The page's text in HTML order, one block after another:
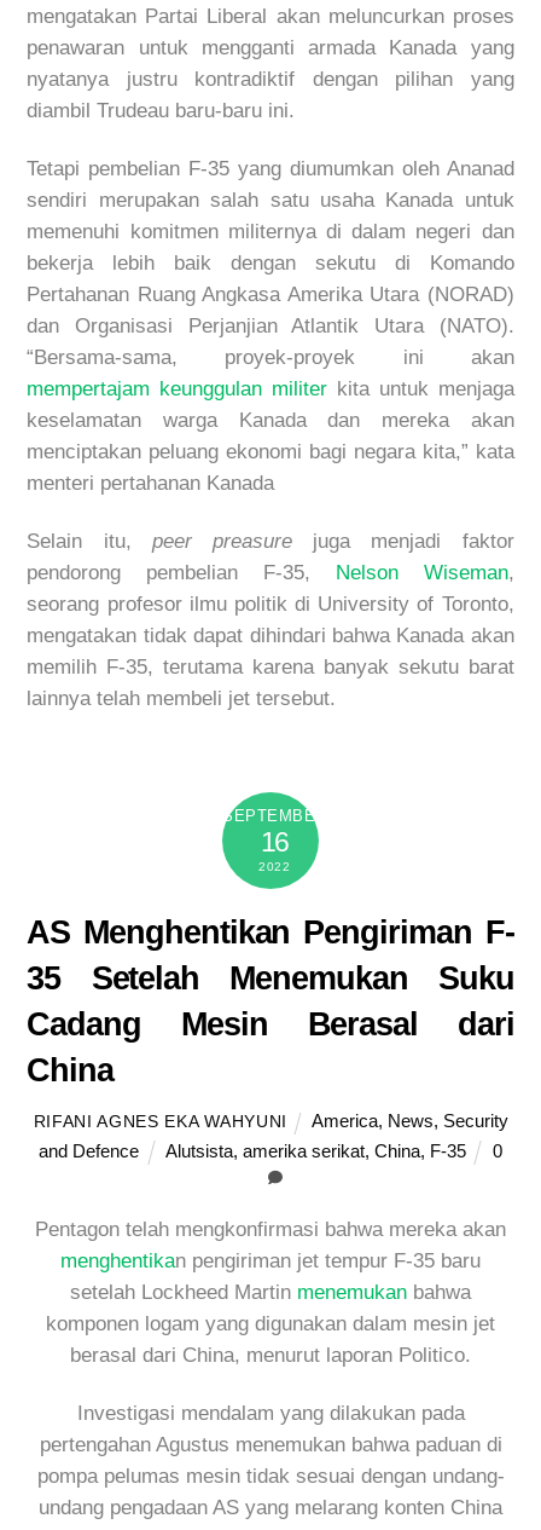
mengatakan Partai Liberal akan meluncurkan proses
penawaran untuk mengganti armada Kanada yang
nyatanya justru kontradiktif dengan pilihan yang
diambil Trudeau baru-baru ini.
Tetapi pembelian F-35 yang diumumkan oleh Ananad
sendiri merupakan salah satu usaha Kanada untuk
memenuhi komitmen militernya di dalam negeri dan
bekerja lebih baik dengan sekutu di Komando
Pertahanan Ruang Angkasa Amerika Utara (NORAD)
dan Organisasi Perjanjian Atlantik Utara (NATO).
“Bersama-sama, proyek-proyek ini akan
mempertajam keunggulan militer kita untuk menjaga
keselamatan warga Kanada dan mereka akan
menciptakan peluang ekonomi bagi negara kita,” kata
menteri pertahanan Kanada
Selain itu, peer preasure juga menjadi faktor
pendorong pembelian F-35, Nelson Wiseman,
seorang profesor ilmu politik di University of Toronto,
mengatakan tidak dapat dihindari bahwa Kanada akan
memilih F-35, terutama karena banyak sekutu barat
lainnya telah membeli jet tersebut.
SEPTEMBER
16
2022
AS Menghentikan Pengiriman F-
35 Setelah Menemukan Suku
Cadang Mesin Berasal dari
China
RIFANI AGNES EKA WAHYUNI America, News, Security
and Defence
Alutsista, amerika serikat, China, F-35 0
Pentagon telah mengkonfirmasi bahwa mereka akan
menghentikan pengiriman jet tempur F-35 baru
setelah Lockheed Martin menemukan bahwa
komponen logam yang digunakan dalam mesin jet
berasal dari China, menurut laporan Politico.
Investigasi mendalam yang dilakukan pada
pertengahan Agustus menemukan bahwa paduan di
pompa pelumas mesin tidak sesuai dengan undang-
undang pengadaan AS yang melarang konten China